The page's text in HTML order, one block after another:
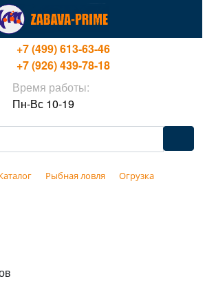
+7 (499) 613-63-46
+7 (926) 439-78-18
Время работы:
Пн-Вс 10-19
Рыбная ловля
Огрузка